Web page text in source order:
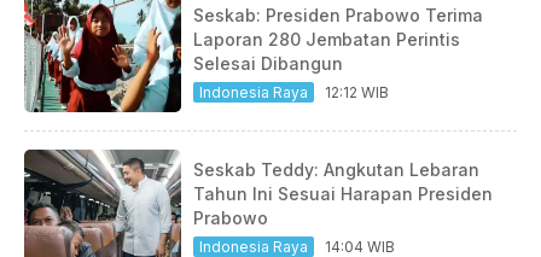
Seskab: Presiden Prabowo Terima
Laporan 280 Jembatan Perintis
Selesai Dibangun
Indonesia Raya 12:12 WIB
Seskab Teddy: Angkutan Lebaran
Tahun Ini Sesuai Harapan Presiden
Prabowo
Indonesia Raya 14:04 WIB